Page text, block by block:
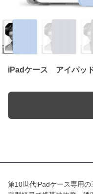
iPadケース アイパッ
第10世代iPadケース専用の